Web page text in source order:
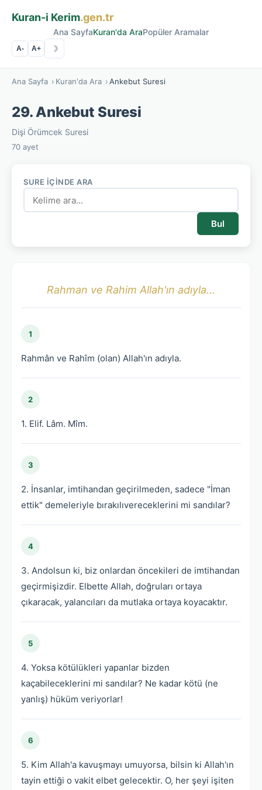
Kuran-i Kerim.gen.tr
Ana SayfaKuran'da AraPopüler Aramalar
A- A+ ☽
Ana Sayfa › Kuran'da Ara ›Ankebut Suresi
29. Ankebut Suresi
Dişi Örümcek Suresi
70 ayet
SURE İÇINDE ARA
Bul
Rahman ve Rahim Allah'ın adıyla...
1
Rahmân ve Rahîm (olan) Allah'ın adıyla.
2
1. Elif. Lâm. Mîm.
3
2. İnsanlar, imtihandan geçirilmeden, sadece "İman
ettik" demeleriyle bırakılıvereceklerini mi sandılar?
4
3. Andolsun ki, biz onlardan öncekileri de imtihandan
geçirmişizdir. Elbette Allah, doğruları ortaya
çıkaracak, yalancıları da mutlaka ortaya koyacaktır.
5
4. Yoksa kötülükleri yapanlar bizden
kaçabileceklerini mi sandılar? Ne kadar kötü (ne
yanlış) hüküm veriyorlar!
6
5. Kim Allah'a kavuşmayı umuyorsa, bilsin ki Allah'ın
tayin ettiği o vakit elbet gelecektir. O, her şeyi işiten